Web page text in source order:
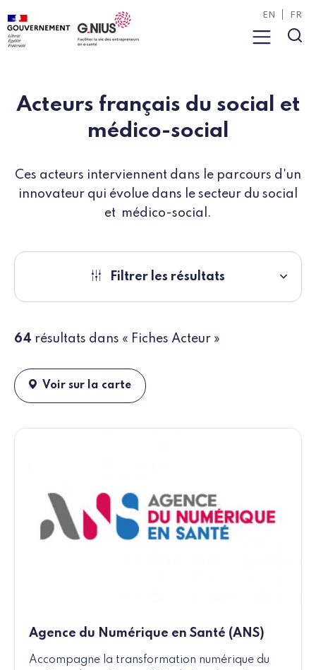
Panneau de gestion des cookies
Aller au contenu
Aller à la navigation
Menu
EN FR
Acteurs français du social et
médico-social
Ces acteurs interviennent dans le parcours d'un
innovateur qui évolue dans le secteur du social
et médico-social.
Filtrer les résultats
64 résultats dans « Fiches Acteur »
Voir sur la carte
Agence du Numérique en Santé (ANS)
Accompagne la transformation numérique du